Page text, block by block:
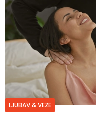
LJUBAV & VEZE